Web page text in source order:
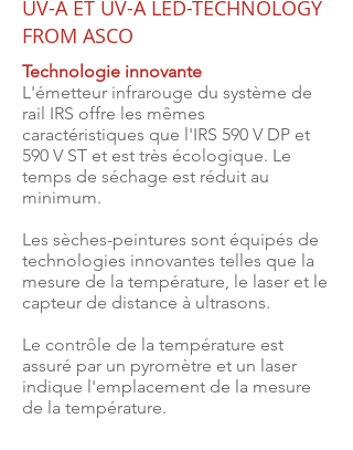
UV-A ET UV-A LED-TECHNOLOGY
FROM ASCO
Technologie innovante
L'émetteur infrarouge du système de
rail IRS offre les mêmes
caractéristiques que l'IRS 590 V DP et
590 V ST et est très écologique. Le
temps de séchage est réduit au
minimum.
Les sèches-peintures sont équipés de
technologies innovantes telles que la
mesure de la température, le laser et le
capteur de distance à ultrasons.
Le contrôle de la température est
assuré par un pyromètre et un laser
indique l'emplacement de la mesure
de la température.